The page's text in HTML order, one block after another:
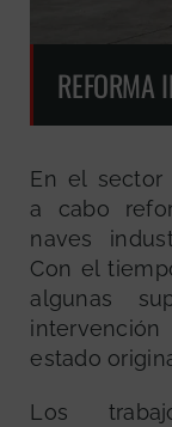
REFORMA
En el sector
a cabo
naves
Con el
algunas
estado
Los